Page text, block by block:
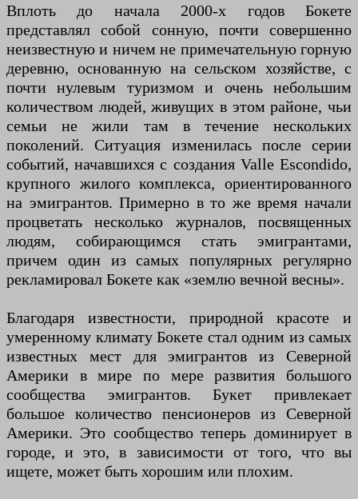
Вплоть до начала 2000-х годов Бокете
представлял собой сонную, почти совершенно
неизвестную и ничем не примечательную горную
деревню, основанную на сельском хозяйстве, с
почти нулевым туризмом и очень небольшим
количеством людей, живущих в этом районе, чьи
семьи не жили там в течение нескольких
поколений. Ситуация изменилась после серии
событий, начавшихся с создания Valle Escondido,
крупного жилого комплекса, ориентированного
на эмигрантов. Примерно в то же время начали
процветать несколько журналов, посвященных
людям, собирающимся стать эмигрантами,
причем один из самых популярных регулярно
рекламировал Бокете как «землю вечной весны».
Благодаря известности, природной красоте и
умеренному климату Бокете стал одним из самых
известных мест для эмигрантов из Северной
Америки в мире по мере развития большого
сообщества эмигрантов. Букет привлекает
большое количество пенсионеров из Северной
Америки. Это сообщество теперь доминирует в
городе, и это, в зависимости от того, что вы
ищете, может быть хорошим или плохим.